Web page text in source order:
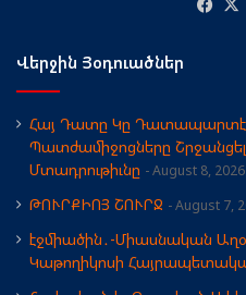
Վերջին Յօդուածներ
Հայ Դատը Կը Դատապարտէ
Պատժամիջոցները
Մտադրութիւնը
August 8, 2026
ԹՈՒՐՔԻՈՅ ՇՈՒՐՋ August 7,
էջմիածին․-Միասնական
Կաթողիկոսի